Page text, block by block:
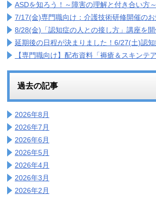
ASDを知ろう！～障害の理解と付き合い方～
7/17(金)専門職向け：介護技術研修開催の
8/28(金)「認知症の人との接し方」講座を開
延期後の日程が決まりました！6/27(土)認
【専門職向け】配布資料「褥瘡＆スキンテ
過去の記事
2026年8月
2026年7月
2026年6月
2026年5月
2026年4月
2026年3月
2026年2月